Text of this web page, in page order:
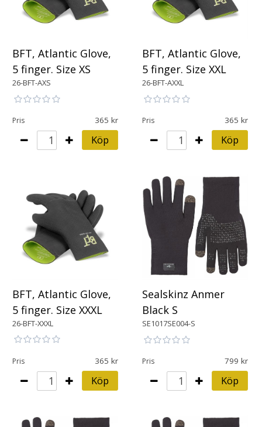
BFT, Atlantic Glove,
5 finger. Size XS
26-BFT-AXS
Pris 365
Köp
BFT, Atlantic Glove,
5 finger. Size XXL
26-BFT-AXXL
Pris 365
Köp
BFT, Atlantic Glove,
5 finger. Size XXXL
26-BFT-XXXL
Pris 365
Köp
Sealskinz Anmer
Black S
SE1017SE004-S
Pris 799
Köp